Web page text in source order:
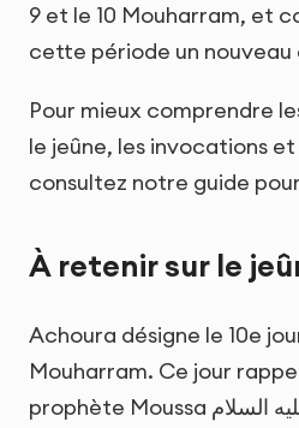
9 et le 10 Mouharram, et
cette période un
Pour mieux comprendre
le jeûne, les invocations
consultez notre guide pour
À retenir sur le
Achoura désigne le 10e
Mouharram. Ce jour
prophète Moussa عليه السلام et des enfants